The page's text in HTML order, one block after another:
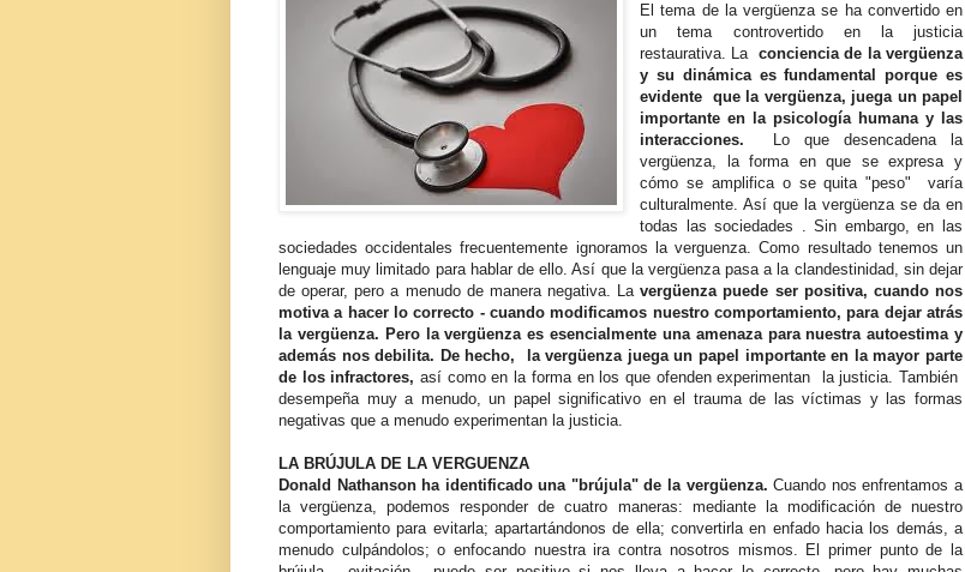
El tema de la vergüenza se ha convertido en
un tema controvertido en la justicia
restaurativa. Laconciencia de la vergüenza
y su dinámica es fundamental porque es
evidente que la vergüenza, juega un papel
importante en la psicología humana y las
interacciones. Lo que desencadena la
vergüenza, la forma en que se expresa y
cómo se amplifica o se quita "peso" varía
culturalmente. Así que la vergüenza se da en
todas las sociedades . Sin embargo, en las
sociedades occidentales frecuentemente ignoramos la verguenza. Como resultado tenemos un
lenguaje muy limitado para hablar de ello. Así que la vergüenza pasa a la clandestinidad, sin dejar
de operar, pero a menudo de manera negativa. Lavergüenza puede ser positiva, cuando nos
motiva a hacer lo correcto - cuando modificamos nuestro comportamiento, para dejar atrás
la vergüenza. Pero la vergüenza es esencialmente una amenaza para nuestra autoestima y
además nos debilita. De hecho, la vergüenza juega un papel importante en la mayor parte
de los infractores,así como en la forma en los que ofenden experimentan la justicia. También
desempeña muy a menudo, un papel significativo en el trauma de las víctimas y las formas
negativas que a menudo experimentan la justicia.
LA BRÚJULA DE LA VERGUENZA
Donald Nathanson ha identificado una "brújula" de la vergüenza.Cuando nos enfrentamos a
la vergüenza, podemos responder de cuatro maneras: mediante la modificación de nuestro
comportamiento para evitarla; apartartándonos de ella; convertirla en enfado hacia los demás, a
menudo culpándolos; o enfocando nuestra ira contra nosotros mismos. El primer punto de la